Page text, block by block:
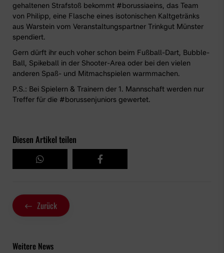
gehaltenen Strafstoß bekommt #borussiaeins, das Team
von Philipp, eine Flasche eines isotonischen Kaltgetränks
aus Warstein vom Veranstaltungspartner Trinkgut Münster
spendiert.
Gern dürft ihr euch voher schon beim Fußball-Dart, Bubble-
Ball, Spikeball in der Shooter-Area oder bei den vielen
anderen Spaß- und Mitmachspielen warmmachen.
P.S.: Bei Spielern & Trainern der 1. Mannschaft werden nur
Treffer für die #borussenjuniors gewertet.
Diesen Artikel teilen
Zurück
Weitere News